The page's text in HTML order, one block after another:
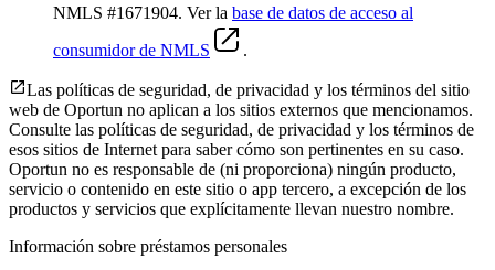
NMLS #1671904. Ver la base de datos de acceso al
consumidor de NMLS
.
Las políticas de seguridad, de privacidad y los términos del sitio
web de Oportun no aplican a los sitios externos que mencionamos.
Consulte las políticas de seguridad, de privacidad y los términos de
esos sitios de Internet para saber cómo son pertinentes en su caso.
Oportun no es responsable de (ni proporciona) ningún producto,
servicio o contenido en este sitio o app tercero, a excepción de los
productos y servicios que explícitamente llevan nuestro nombre.
Información sobre préstamos personales